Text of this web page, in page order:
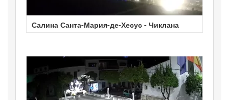
Салина Санта-Мария-де-Хесус - Чиклана